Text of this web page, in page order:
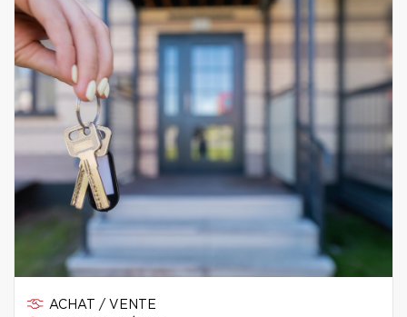
ACHAT / VENTE